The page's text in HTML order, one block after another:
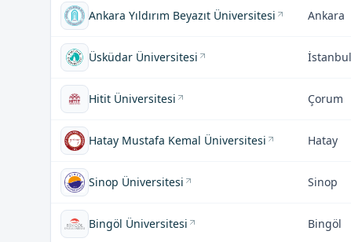
Ankara Yıldırım Beyazıt Üniversitesi Ankara
Üsküdar Üniversitesi İstanbul
Hitit Üniversitesi Çorum
Hatay Mustafa Kemal Üniversitesi Hatay
Sinop Üniversitesi Sinop
Bingöl Üniversitesi Bingöl